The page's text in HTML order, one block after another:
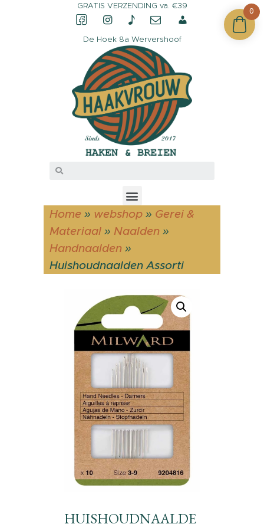
GRATIS VERZENDING va. €39
De Hoek 8a Wervershoof
Home » webshop » Gerei &
Materiaal » Naalden »
Handnaalden »
Huishoudnaalden Assorti
CONTACT &
OPENINGSTIJDEN
OVER HAAKVROUW
MIJN ACCOUNT
HUISHOUDNAALDE
0